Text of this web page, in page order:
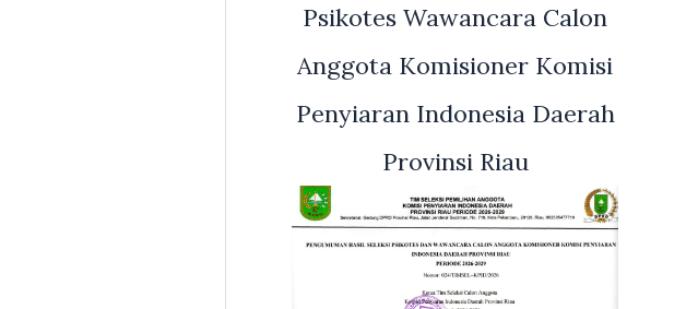
Psikotes Wawancara Calon
Anggota Komisioner Komisi
Penyiaran Indonesia Daerah
Provinsi Riau